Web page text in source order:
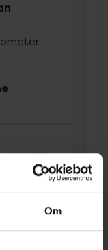
Om
7+ IRT
örat 1